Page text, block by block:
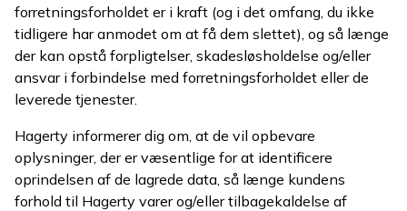
forretningsforholdet er i kraft (og i det omfang, du ikke
tidligere har anmodet om at få dem slettet), og så længe
der kan opstå forpligtelser, skadesløsholdelse og/eller
ansvar i forbindelse med forretningsforholdet eller de
leverede tjenester.
Hagerty informerer dig om, at de vil opbevare
oplysninger, der er væsentlige for at identificere
oprindelsen af de lagrede data, så længe kundens
forhold til Hagerty varer og/eller tilbagekaldelse af